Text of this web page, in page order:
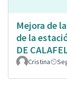
Mejora de
de la
DE
Cristina